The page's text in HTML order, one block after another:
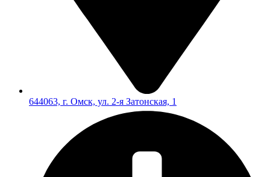
644063, г. Омск, ул. 2-я Затонская, 1